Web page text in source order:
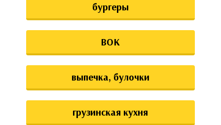
бургеры
ВОК
выпечка, булочки
грузинская кухня